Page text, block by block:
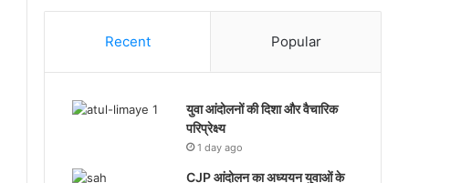
Recent Popular
युवा आंदोलनों की दिशा और वैचारिक
परिप्रेक्ष्य
1 day ago
CJP आंदोलन का अध्ययन युवाओं के